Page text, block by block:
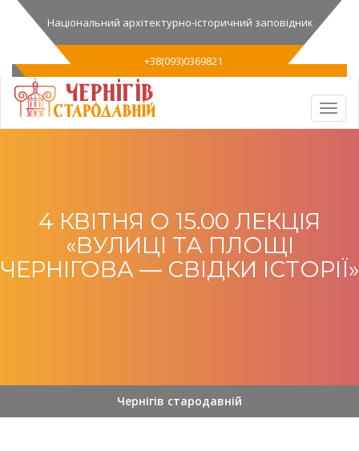
Національний архітектурно-історичний заповідник
+38(093)0369821
4 КВІТНЯ О 15.00 ЛЕКЦІЯ
«ВУЛИЦІ ТА ПЛОЩІ
ЧЕРНІГОВА — СВІДКИ ІСТОРІЇ»
Чернігів стародавній